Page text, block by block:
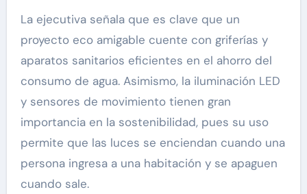
La ejecutiva señala que es clave que un
proyecto eco amigable cuente con griferías y
aparatos sanitarios eficientes en el ahorro del
consumo de agua. Asimismo, la iluminación LED
y sensores de movimiento tienen gran
importancia en la sostenibilidad, pues su uso
permite que las luces se enciendan cuando una
persona ingresa a una habitación y se apaguen
cuando sale.